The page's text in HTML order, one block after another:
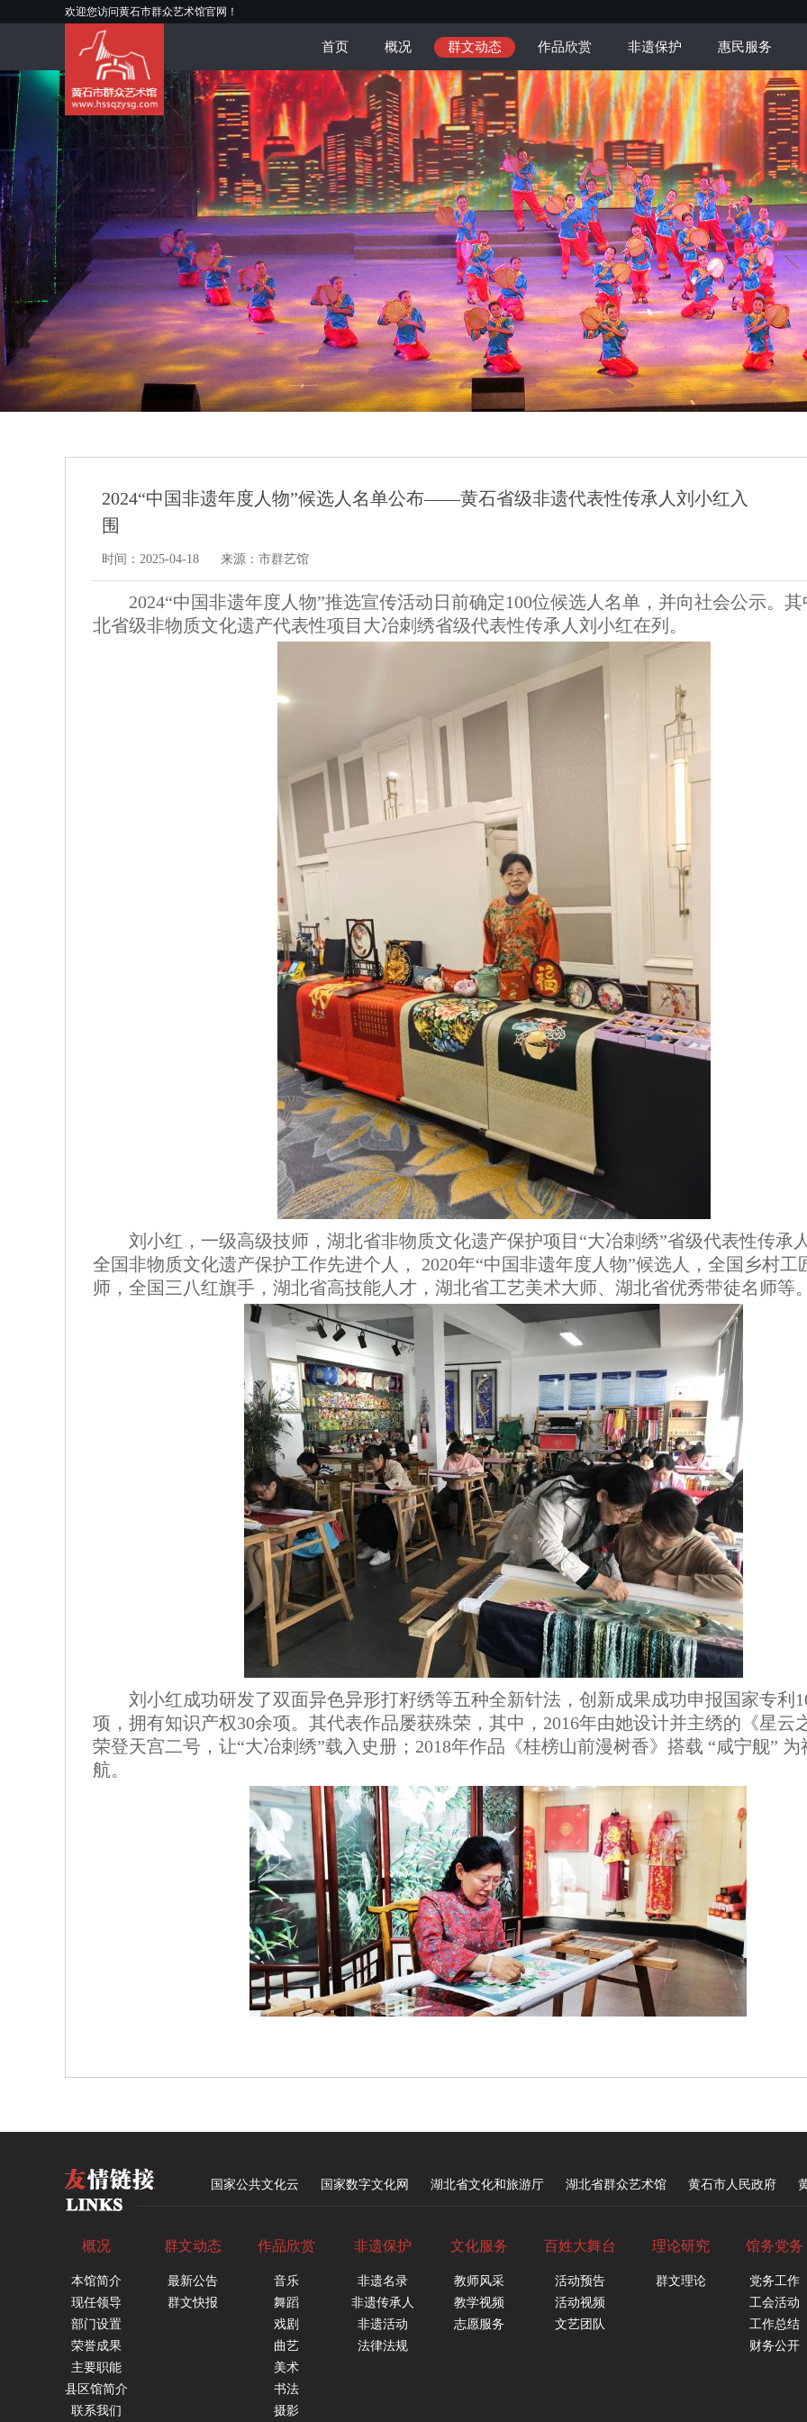
欢迎您访问黄石市群众艺术馆官网！
首页 概况 群文动态 作品欣赏 非遗保护 惠民服务
2024“中国非遗年度人物”候选人名单公布——黄石省级非遗代表性传承人刘小红入
围
时间：2025-04-18 来源：市群艺馆
2024“中国非遗年度人物”推选宣传活动日前确定100位候选人名单，并向社会公示。其
北省级非物质文化遗产代表性项目大冶刺绣省级代表性传承人刘小红在列。
刘小红，一级高级技师，湖北省非物质文化遗产保护项目“大冶刺绣”省级代表性传承
全国非物质文化遗产保护工作先进个人， 2020年“中国非遗年度人物”候选人，全国乡村工
师，全国三八红旗手，湖北省高技能人才，湖北省工艺美术大师、湖北省优秀带徒名师等。
刘小红成功研发了双面异色异形打籽绣等五种全新针法，创新成果成功申报国家专利
项，拥有知识产权30余项。其代表作品屡获殊荣，其中，2016年由她设计并主绣的《星云
荣登天宫二号，让“大冶刺绣”载入史册；2018年作品《桂榜山前漫树香》搭载 “咸宁舰” 为
航。
国家公共文化云 国家数字文化网 湖北省文化和旅游厅 湖北省群众艺术馆 黄石市人民政府
概况
本馆简介
现任领导
部门设置
荣誉成果
主要职能
县区馆简介
联系我们
群文动态
最新公告
群文快报
作品欣赏
音乐
舞蹈
戏剧
曲艺
美术
书法
摄影
非遗保护
非遗名录
非遗传承人
非遗活动
法律法规
文化服务
教师风采
教学视频
志愿服务
百姓大舞台
活动预告
活动视频
文艺团队
理论研究
群文理论
馆务党务
党务工作
工会活动
工作总结
财务公开